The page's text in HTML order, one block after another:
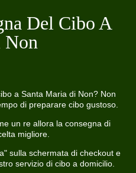
Del Cibo A
Non
a Santa Maria di Non? Non
di preparare cibo gustoso.
un re allora la consegna di
migliore.
sulla schermata di checkout e
servizio di cibo a domicilio.